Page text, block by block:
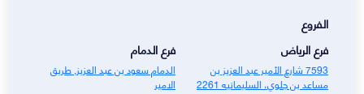
الفروع
فرع الرياض
7593 شارع الأمير عبد العزيز بن
مساعد بن جلوي، السليمانيه 2261
فرع الدمام
الدمام سعود بن عبد العزيز, طريق
الامير